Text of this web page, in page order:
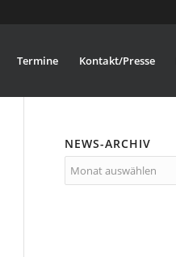
Termine Kontakt/Presse
NEWS-ARCHIV